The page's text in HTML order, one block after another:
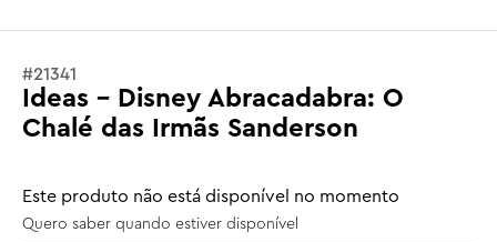
#21341
Ideas - Disney Abracadabra: O
Chalé das Irmãs Sanderson
Este produto não está disponível no momento
Quero saber quando estiver disponível